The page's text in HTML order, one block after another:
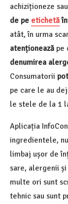
achiziționeze
de pe etichetă
atât, în urma
atenționează pe
denumirea
Consumatorii
pe care le au
le stele de la 1
Aplicația
ingredientele,
limbaj ușor de
sare, alergenii
multe ori sunt
tehnic sau sunt